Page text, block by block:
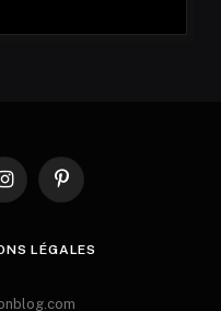
InstagramPinterest
LÉGALES